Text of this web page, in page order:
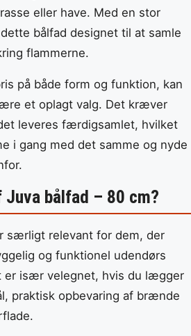
eller have. Med en stor
bålfad designet til at samle
flammerne.
på både form og funktion, kan
et oplagt valg. Det kræver
leveres færdigsamlet, hvilket
i gang med det samme og nyde
Juva bålfad – 80 cm?
særligt relevant for dem, der
og funktionel udendørs
er især velegnet, hvis du lægger
praktisk opbevaring af brænde